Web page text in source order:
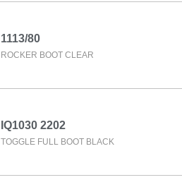
1113/80
ROCKER BOOT CLEAR
IQ1030 2202
TOGGLE FULL BOOT BLACK